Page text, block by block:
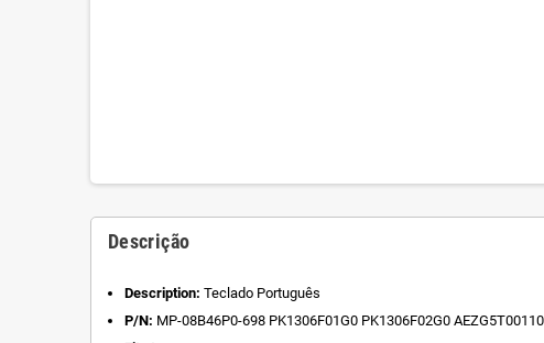
Descrição
Description: Teclado Português
P/N: MP-08B46P0-698 PK1306F01G0 PK1306F02G0